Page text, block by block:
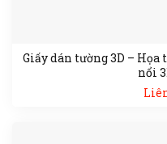
Giấy dán tường 3D – Họa
nổi